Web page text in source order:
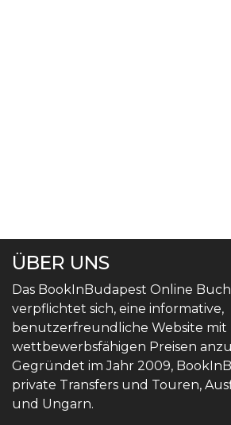
ÜBER UNS
Das BookInBudapest Online
verpflichtet sich, eine informative,
benutzerfreundliche Website mit
wettbewerbsfähigen Preisen
Gegründet im Jahr 2009,
private Transfers und Touren,
und Ungarn.